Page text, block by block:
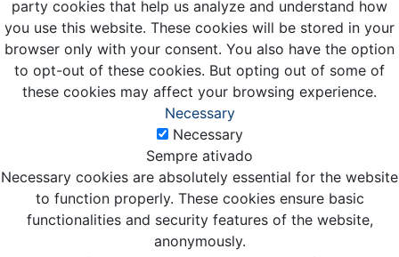
party cookies that help us analyze and understand how
you use this website. These cookies will be stored in your
browser only with your consent. You also have the option
to opt-out of these cookies. But opting out of some of
these cookies may affect your browsing experience.
Necessary
Necessary
Sempre ativado
Necessary cookies are absolutely essential for the website
to function properly. These cookies ensure basic
functionalities and security features of the website,
anonymously.